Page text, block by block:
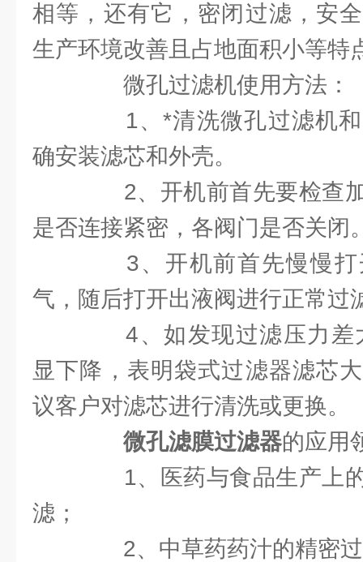
相等，还有它，密闭过滤，安
生产环境改善且占地面积小等特
微孔过滤机使用方法：
1、*清洗微孔过滤机和
确安装滤芯和外壳。
2、开机前首先要检查加
是否连接紧密，各阀门是否关闭
3、开机前首先慢慢打
气，随后打开出液阀进行正常过
4、如发现过滤压力差
显下降，表明袋式过滤器滤芯
议客户对滤芯进行清洗或更换。
微孔滤膜过滤器的应用
1、医药与食品生产上的
滤；
2、中草药药汁的精密